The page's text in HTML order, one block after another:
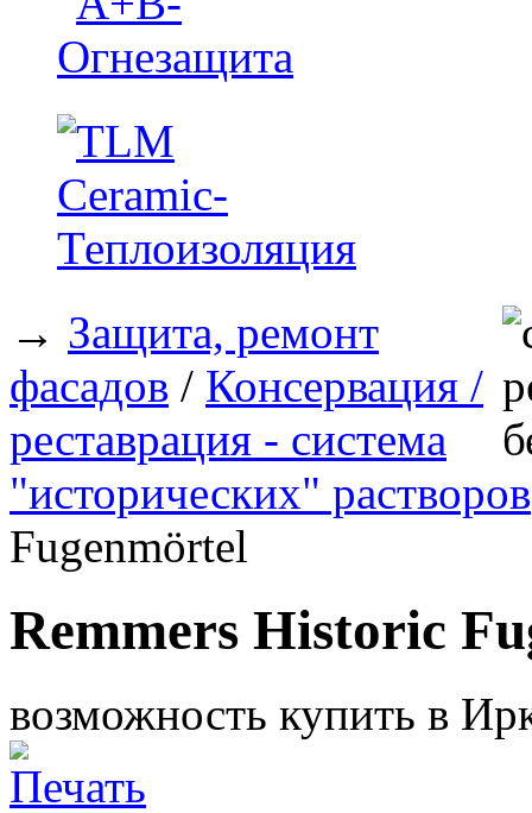
→ Защита, ремонт
фасадов / Консервация /
реставрация - система
"исторических" растворов
Fugenmörtel
Remmers Historic
возможность купить в